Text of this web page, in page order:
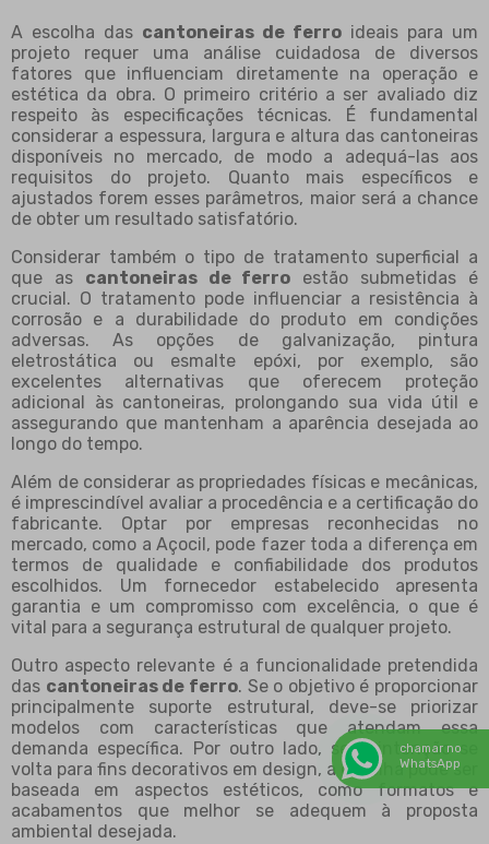
A escolha das cantoneiras de ferro ideais para um
projeto requer uma análise cuidadosa de diversos
fatores que influenciam diretamente na operação e
estética da obra. O primeiro critério a ser avaliado diz
respeito às especificações técnicas. É fundamental
considerar a espessura, largura e altura das cantoneiras
disponíveis no mercado, de modo a adequá-las aos
requisitos do projeto. Quanto mais específicos e
ajustados forem esses parâmetros, maior será a chance
de obter um resultado satisfatório.
Considerar também o tipo de tratamento superficial a
que as cantoneiras de ferro estão submetidas é
crucial. O tratamento pode influenciar a resistência à
corrosão e a durabilidade do produto em condições
adversas. As opções de galvanização, pintura
eletrostática ou esmalte epóxi, por exemplo, são
excelentes alternativas que oferecem proteção
adicional às cantoneiras, prolongando sua vida útil e
assegurando que mantenham a aparência desejada ao
longo do tempo.
Além de considerar as propriedades físicas e mecânicas,
é imprescindível avaliar a procedência e a certificação do
fabricante. Optar por empresas reconhecidas no
mercado, como a Açocil, pode fazer toda a diferença em
termos de qualidade e confiabilidade dos produtos
escolhidos. Um fornecedor estabelecido apresenta
garantia e um compromisso com excelência, o que é
vital para a segurança estrutural de qualquer projeto.
Outro aspecto relevante é a funcionalidade pretendida
das cantoneiras de ferro. Se o objetivo é proporcionar
principalmente suporte estrutural, deve-se priorizar
modelos com características que atendam essa
demanda específica. Por outro lado, se a intenção se
volta para fins decorativos em design, a escolha pode ser
baseada em aspectos estéticos, como formatos e
acabamentos que melhor se adequem à proposta
ambiental desejada.
chamar no
WhatsApp